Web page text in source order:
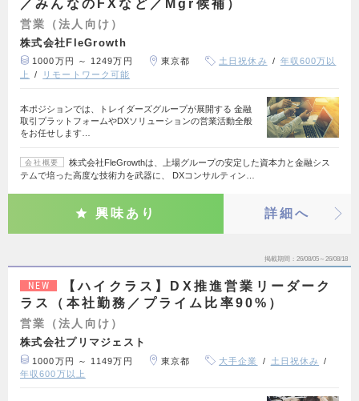
／みんなのFXなど／Mgr候補）
営業（法人向け）
株式会社FleGrowth
1000万円 ～ 1249万円 東京都 土日祝休み
年収600万以
上
リモートワーク可能
本ポジションでは、トレイダーズグループが展開する 金融
取引プラットフォームやDXソリューションの営業活動全般
をお任せします…
会社概要
株式会社FleGrowthは、上場グループの安定した資本力と金融シス
テムで培った高度な技術力を武器に、 DXコンサルティン…
興味あり 詳細へ
掲載期間 26/08/05～26/08/18
NEW
【ハイクラス】DX推進営業リーダーク
ラス（本社勤務／プライム比率90%）
営業（法人向け）
株式会社プリマジェスト
1000万円 ～ 1149万円 東京都 大手企業
土日祝休み
年収600万以上